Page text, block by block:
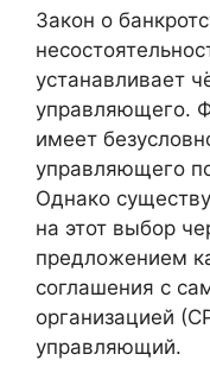
Закон о
устанавливает
управляющего.
имеет
управляющего
Однако
на этот выбор
предложением
соглашения с
организацией
управляющий.